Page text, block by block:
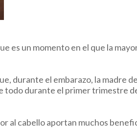
es un momento en el que la
durante el embarazo, la madre
todo durante el primer trimestre
al cabello aportan muchos